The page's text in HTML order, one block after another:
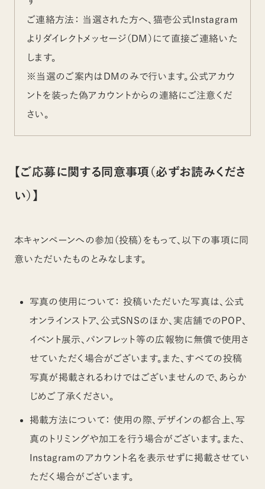
ご連絡方法： 当選された方へ、猫壱公式Instagram
よりダイレクトメッセージ（DM）にて直接ご連絡いた
します。
※当選のご案内はDMのみで行います。公式アカウ
ントを装った偽アカウントからの連絡にご注意くだ
さい。
【ご応募に関する同意事項（必ずお読みくださ
い）】
本キャンペーンへの参加（投稿）をもって、以下の事項に同
意いただいたものとみなします。
写真の使用について： 投稿いただいた写真は、公式
オンラインストア、公式SNSのほか、実店舗でのPOP、
イベント展示、パンフレット等の広報物に無償で使用さ
せていただく場合がございます。また、すべての投稿
写真が掲載されるわけではございませんので、あらか
じめご了承ください。
掲載方法について： 使用の際、デザインの都合上、写
真のトリミングや加工を行う場合がございます。また、
Instagramのアカウント名を表示せずに掲載させてい
ただく場合がございます。